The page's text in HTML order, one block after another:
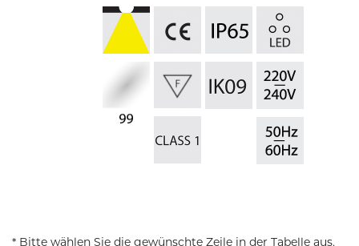
* Bitte wählen Sie die gewünschte Zeile in der Tabelle aus,